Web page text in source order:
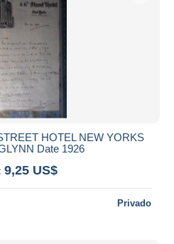
HOTEL NEW YORKS
Date 1926
9,25 US$
Privado